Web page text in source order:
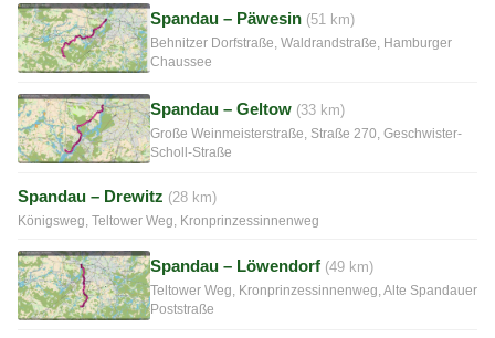
Spandau – Päwesin (51 km)
Behnitzer Dorfstraße, Waldrandstraße, Hamburger
Chaussee
Spandau – Geltow (33 km)
Große Weinmeisterstraße, Straße 270, Geschwister-
Scholl-Straße
Spandau – Drewitz (28 km)
Königsweg, Teltower Weg, Kronprinzessinnenweg
Spandau – Löwendorf (49 km)
Teltower Weg, Kronprinzessinnenweg, Alte Spandauer
Poststraße